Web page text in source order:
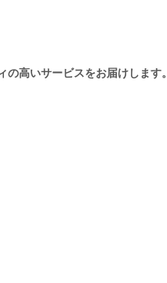
高いサービスをお届けします。